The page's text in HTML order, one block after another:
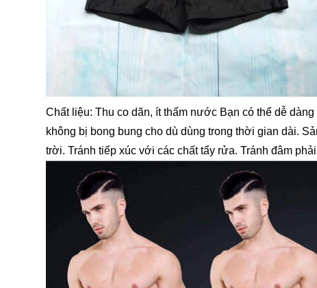
Chất liệu: Thu co dãn, ít thấm nước Bạn có thể dễ
không bị bong bung cho dù dùng trong thời gian dài.
trời. Tránh tiếp xúc với các chất tẩy rửa. Tránh đâm